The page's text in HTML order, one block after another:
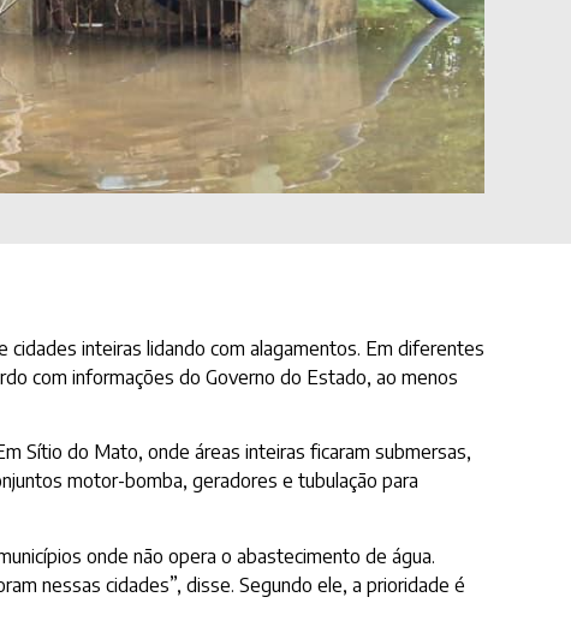
cidades inteiras lidando com alagamentos. Em diferentes
com informações do Governo do Estado, ao menos
Sítio do Mato, onde áreas inteiras ficaram submersas,
motor-bomba, geradores e tubulação para
onde não opera o abastecimento de água.
nessas cidades”, disse. Segundo ele, a prioridade é